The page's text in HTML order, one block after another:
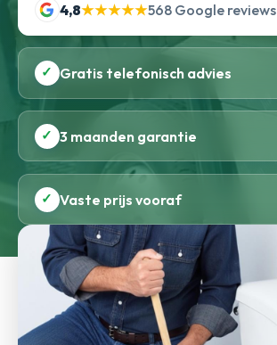
4,8★★★★★568 Google reviews
✓ Gratis telefonisch advies
✓ 3 maanden garantie
✓ Vaste prijs vooraf